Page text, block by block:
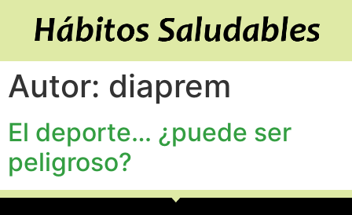
Autor: diaprem
El deporte… ¿puede ser
peligroso?